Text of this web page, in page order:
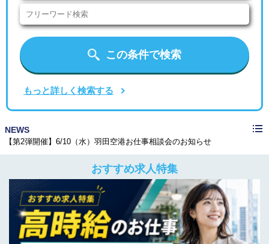
この条件で検索
もっと詳しく検索する
NEWS
【第2弾開催】6/10（水）羽田空港お仕事相談会のお知らせ
≪メディア掲載≫株式会社CAREER FOCUSの運営するメディアで紹介されました！
【第2弾開催】6/10（水）羽田空港お仕事相談会のお知らせ
おすすめ求人特集